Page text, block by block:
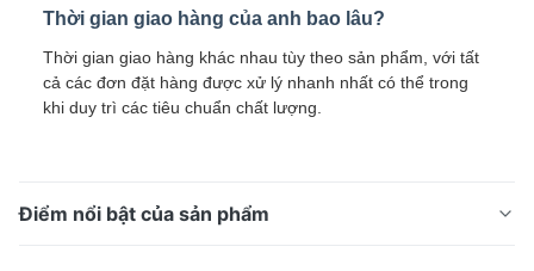
Thời gian giao hàng của anh bao lâu?
Thời gian giao hàng khác nhau tùy theo sản phẩm, với tất
cả các đơn đặt hàng được xử lý nhanh nhất có thể trong
khi duy trì các tiêu chuẩn chất lượng.
Điểm nổi bật của sản phẩm